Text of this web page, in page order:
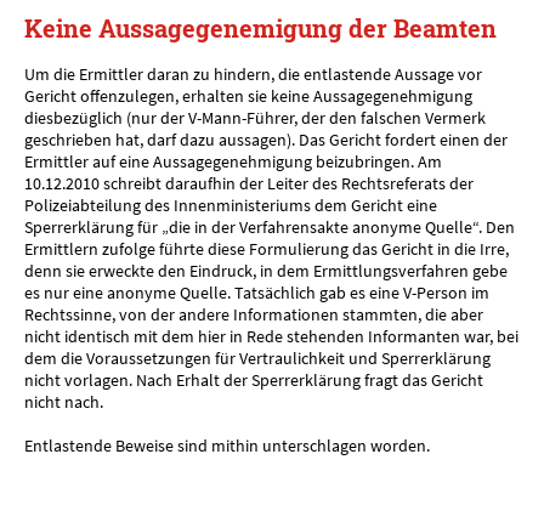
Keine Aussagegenemigung der Beamten
Um die Ermittler daran zu hindern, die entlastende Aussage vor
Gericht offenzulegen, erhalten sie keine Aussagegenehmigung
diesbezüglich (nur der V-Mann-Führer, der den falschen Vermerk
geschrieben hat, darf dazu aussagen). Das Gericht fordert einen der
Ermittler auf eine Aussagegenehmigung beizubringen. Am
10.12.2010 schreibt daraufhin der Leiter des Rechtsreferats der
Polizeiabteilung des Innenministeriums dem Gericht eine
Sperrerklärung für „die in der Verfahrensakte anonyme Quelle“. Den
Ermittlern zufolge führte diese Formulierung das Gericht in die Irre,
denn sie erweckte den Eindruck, in dem Ermittlungsverfahren gebe
es nur eine anonyme Quelle. Tatsächlich gab es eine V-Person im
Rechtssinne, von der andere Informationen stammten, die aber
nicht identisch mit dem hier in Rede stehenden Informanten war, bei
dem die Voraussetzungen für Vertraulichkeit und Sperrerklärung
nicht vorlagen. Nach Erhalt der Sperrerklärung fragt das Gericht
nicht nach.
Entlastende Beweise sind mithin unterschlagen worden.